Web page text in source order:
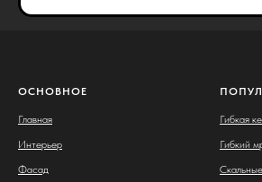
ОСНОВНОЕ
Главная
Интерьер
Фасад
Гибкая
Гибкий